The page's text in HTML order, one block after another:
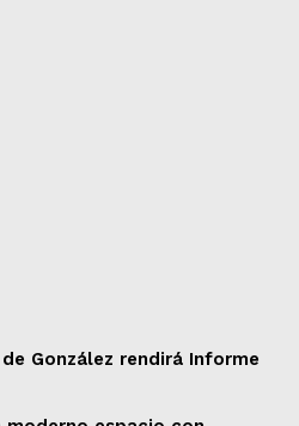
González rendirá Informe